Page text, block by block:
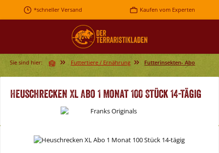
Zum Hauptinhalt springen
*schneller Versand Kaufen vom Experten
Sie sind hier: Futtertiere / Ernährung Futterinsekten- Abo
Heuschrecken XL Abo 1 Monat 100 Stück 14-tägig
Bildergalerie überspringen